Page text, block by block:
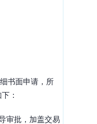
书面申请，所
：
审批，加盖交易